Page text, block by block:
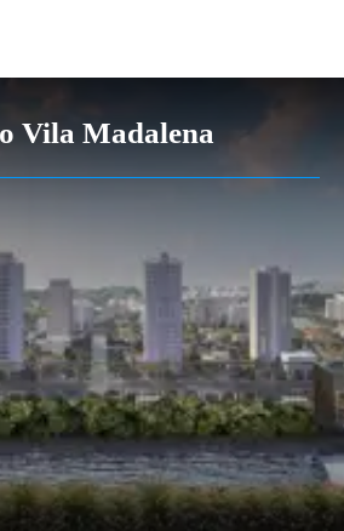
Vila Madalena